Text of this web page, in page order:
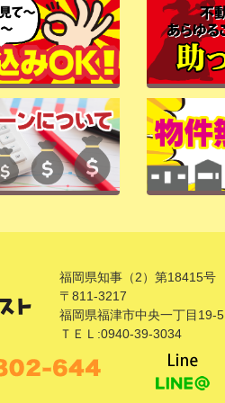
福岡県知事（2）第18415号
〒811-3217
福岡県福津市中央一丁目19-5
ＴＥＬ:0940-39-3034